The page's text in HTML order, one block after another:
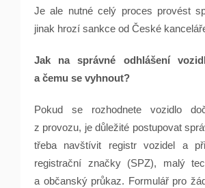
Je ale nutné celý proces provést
jinak hrozí sankce od České
Jak na správné odhlášení
a čemu se vyhnout?
Pokud se rozhodnete vozidlo
z provozu, je důležité postupovat
třeba navštívit registr vozidel a
registrační značky (SPZ), malý
a občanský průkaz. Formulář pro